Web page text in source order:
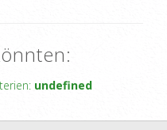
undefined